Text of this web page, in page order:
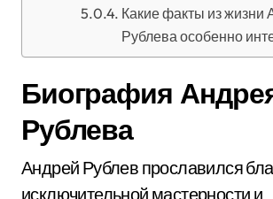
Какие факты из жизни
Рублева особенно
Биография
Рублева
Андрей Рублев прославился
исключительной мастерности и